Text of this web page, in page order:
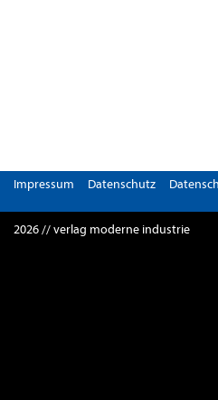
Impressum Datenschutz
2026 // verlag moderne industrie